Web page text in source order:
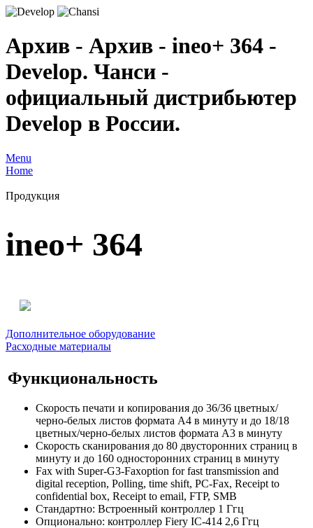
Архив - Архив - ineo+ 364 -
Develop. Чанси -
официальный дистрибьютер
Develop в России.
Menu
Home
Продукция
ineo+ 364
Дополнительное оборудование
Расходные материалы
Функциональность
Скорость печати и копирования до 36/36 цветных/
черно-белых листов формата A4 в минуту и до 18/18
цветных/черно-белых листов формата A3 в минуту
Скорость сканирования до 80 двусторонних страниц в
минуту и до 160 односторонних страниц в минуту
Fax with Super-G3-Faxoption for fast transmission and
digital reception, Polling, time shift, PC-Fax, Receipt to
confidential box, Receipt to email, FTP, SMB
Стандартно: Встроенный контроллер 1 Ггц
Опционально: контроллер Fiery IC-414 2,6 Ггц